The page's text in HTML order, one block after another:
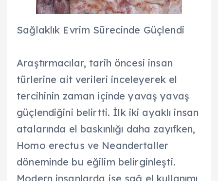
Sağlaklık Evrim Sürecinde Güçlendi
Araştırmacılar, tarih öncesi insan
türlerine ait verileri inceleyerek el
tercihinin zaman içinde yavaş yavaş
güçlendiğini belirtti. İlk iki ayaklı insan
atalarında el baskınlığı daha zayıfken,
Homo erectus ve Neandertaller
döneminde bu eğilim belirginleşti.
Modern insanlarda ise sağ el kullanımı